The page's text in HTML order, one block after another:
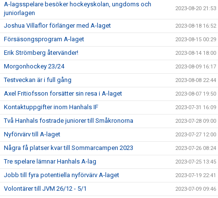
A-lagsspelare besöker hockeyskolan, ungdoms och
juniorlagen
2023-08-20 21:53
Joshua Villaflor förlänger med A-laget 2023-08-18 16:52
Försäsongsprogram A-laget 2023-08-15 00:29
Erik Strömberg återvänder! 2023-08-14 18:00
Morgonhockey 23/24 2023-08-09 16:17
Testveckan är i full gång 2023-08-08 22:44
Axel Fritiofsson forsätter sin resa i A-laget 2023-08-07 19:50
Kontaktuppgifter inom Hanhals IF 2023-07-31 16:09
Två Hanhals fostrade juniorer till Småkronorna 2023-07-28 09:00
Nyförvärv till A-laget 2023-07-27 12:00
Några få platser kvar till Sommarcampen 2023 2023-07-26 08:24
Tre spelare lämnar Hanhals A-lag 2023-07-25 13:45
Jobb till fyra potentiella nyförvärv A-laget 2023-07-19 22:41
Volontärer till JVM 26/12 - 5/1 2023-07-09 09:46